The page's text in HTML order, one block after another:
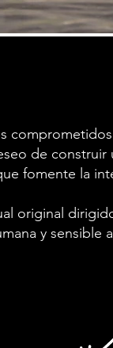
de
fomente la
original
y